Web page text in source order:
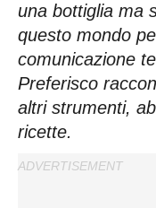
una bottiglia ma
questo mondo
comunicazione
Preferisco
altri strumenti,
ricette.